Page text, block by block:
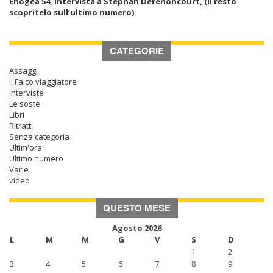
scopritelo sull’ultimo numero)
CATEGORIE
Assaggi
Il Falco viaggiatore
Interviste
Le soste
Libri
Ritratti
Senza categoria
Ultim'ora
Ultimo numero
Varie
video
QUESTO MESE
Agosto 2026
L
M M G V S
D
1
2
3
4 5 6 7 8
9